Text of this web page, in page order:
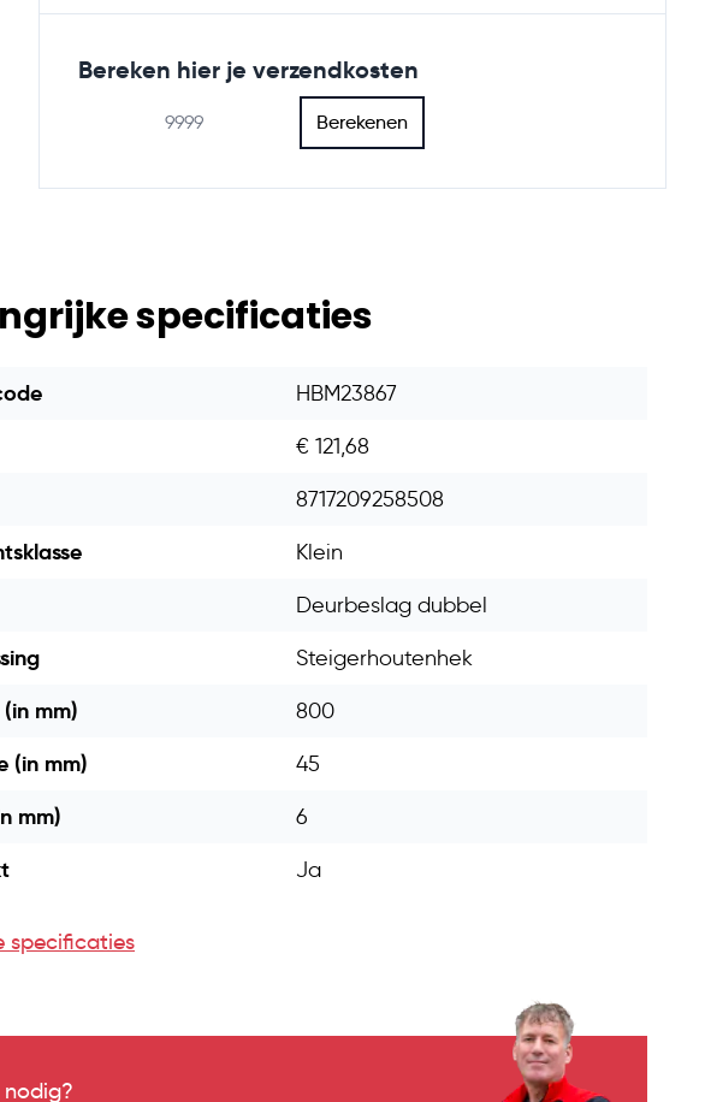
Bereken hier je verzendkosten
Berekenen
specificaties
HBM23867
€ 121,68
8717209258508
Klein
Deurbeslag dubbel
Steigerhoutenhek
mm) 800
(in mm) 45
mm) 6
Ja
specificaties
nodig?